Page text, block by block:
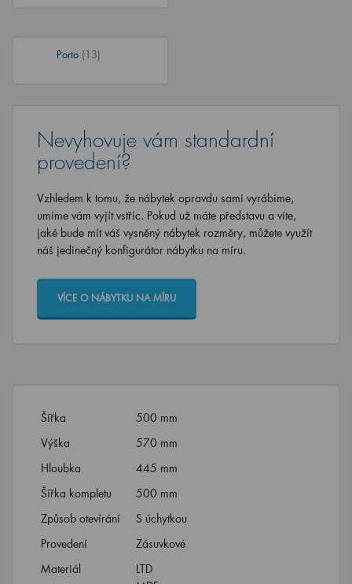
Porto (13)
Nevyhovuje vám standardní
provedení?
Vzhledem k tomu, že nábytek opravdu sami vyrábíme,
umíme vám vyjít vstříc. Pokud už máte představu a víte,
jaké bude mít váš vysněný nábytek rozměry, můžete využít
náš jedinečný konfigurátor nábytku na míru.
VÍCE O NÁBYTKU NA MÍRU
Šířka
500 mm
Výška
570 mm
Hloubka
445 mm
Šířka kompletu
500 mm
Způsob otevírání
S úchytkou
Provedení
Zásuvkové
Materiál
LTD